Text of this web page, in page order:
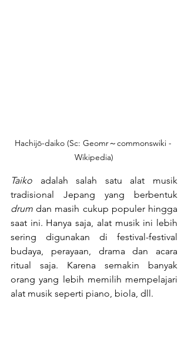
Hachijō-daiko (Sc: Geomr～commonswiki -
Wikipedia)
Taiko adalah salah satu alat musik
drum dan masih cukup populer hingga
saat ini. Hanya saja, alat musik ini lebih
sering digunakan di festival-festival
budaya, perayaan, drama dan acara
ritual saja. Karena semakin banyak
orang yang lebih memilih mempelajari
alat musik seperti piano, biola, dll.